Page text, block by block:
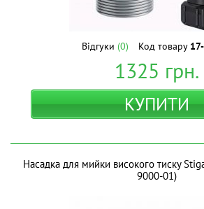
Відгуки (0) Код товару
1325 грн.
КУПИТИ
Насадка для мийки високого тиску
9000-01)